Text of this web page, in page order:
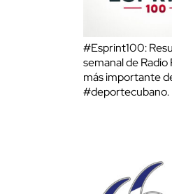
#Esprint100:
semanal de Radio
más importante
#deportecubano.